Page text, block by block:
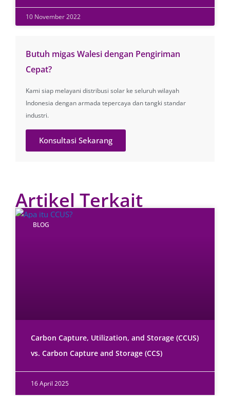
10 November 2022
Butuh migas Walesi dengan Pengiriman
Cepat?
Kami siap melayani distribusi solar ke seluruh wilayah
Indonesia dengan armada tepercaya dan tangki standar
industri.
Konsultasi Sekarang
Artikel Terkait
BLOG
Carbon Capture, Utilization, and Storage (CCUS)
vs. Carbon Capture and Storage (CCS)
16 April 2025